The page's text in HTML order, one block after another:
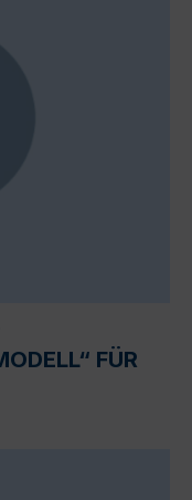
FÜR